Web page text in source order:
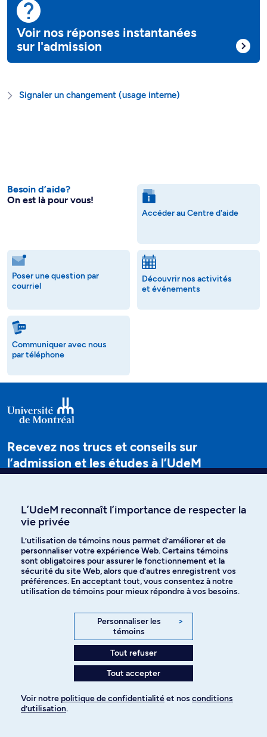
Voir nos réponses instantanées
sur l'admission
Signaler un changement (usage interne)
Besoin d’aide?
On est là pour vous!
Accéder au Centre d'aide
Poser une question par
courriel
Découvrir nos activités
et événements
Communiquer avec nous
par téléphone
Recevez nos trucs et conseils sur
l’admission et les études à l’UdeM
Je veux m'abonner
Qui êtes-vous?
Découvrir l'UdeM
L’UdeM reconnaît l’importance de respecter la
vie privée
L’utilisation de témoins nous permet d’améliorer et de
personnaliser votre expérience Web. Certains témoins
sont obligatoires pour assurer le fonctionnement et la
sécurité du site Web, alors que d’autres enregistrent vos
préférences. En acceptant tout, vous consentez à notre
utilisation de témoins pour mieux répondre à vos besoins.
Personnaliser les
témoins
>
Tout refuser
Tout accepter
Voir notre politique de confidentialitéet nos conditions
d’utilisation.